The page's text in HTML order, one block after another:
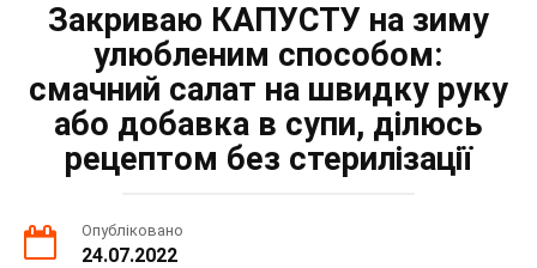
Закриваю КАПУСТУ на зиму
улюбленим способом:
смачний салат на швидку руку
або добавка в супи, ділюсь
рецептом без стерилізації
Опубліковано
24.07.2022